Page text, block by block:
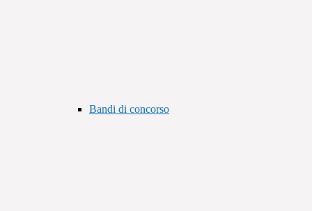
Bandi di concorso